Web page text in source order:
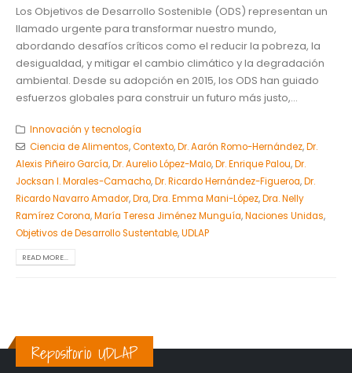
Los Objetivos de Desarrollo Sostenible (ODS) representan un
llamado urgente para transformar nuestro mundo,
abordando desafíos críticos como el reducir la pobreza, la
desigualdad, y mitigar el cambio climático y la degradación
ambiental. Desde su adopción en 2015, los ODS han guiado
esfuerzos globales para construir un futuro más justo,...
Innovación y tecnología
Ciencia de Alimentos,Contexto,Dr. Aarón Romo-Hernández,Dr.
Alexis Piñeiro García,Dr. Aurelio López-Malo,Dr. Enrique Palou,Dr.
Jocksan I. Morales-Camacho,Dr. Ricardo Hernández-Figueroa,Dr.
Ricardo Navarro Amador,Dra,Dra. Emma Mani-López,Dra. Nelly
Ramírez Corona,María Teresa Jiménez Munguía,Naciones Unidas,
Objetivos de Desarrollo Sustentable,UDLAP
READ MORE...
Repositorio UDLAP